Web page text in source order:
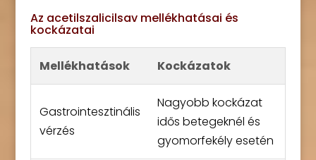
Az acetilszalicilsav mellékhatásai és
kockázatai
Mellékhatások Kockázatok
Gastrointesztinális
vérzés
Nagyobb kockázat
idős betegeknél és
gyomorfekély esetén